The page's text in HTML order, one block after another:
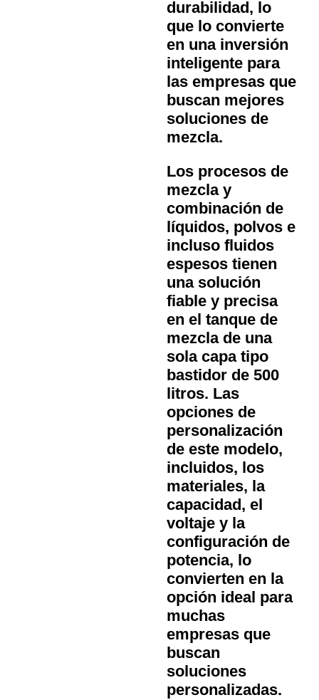
durabilidad, lo
que lo convierte
en una inversión
inteligente para
las empresas que
buscan mejores
soluciones de
mezcla.
Los procesos de
mezcla y
combinación de
líquidos, polvos e
incluso fluidos
espesos tienen
una solución
fiable y precisa
en el tanque de
mezcla de una
sola capa tipo
bastidor de 500
litros. Las
opciones de
personalización
de este modelo,
incluidos, los
materiales, la
capacidad, el
voltaje y la
configuración de
potencia, lo
convierten en la
opción ideal para
muchas
empresas que
buscan
soluciones
personalizadas.